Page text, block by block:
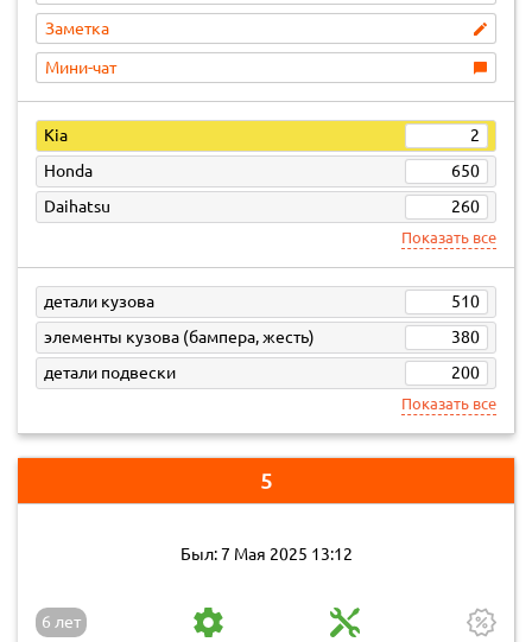
Заметка
Мини-чат
Kia
2
Honda
650
Daihatsu
260
Показать все
детали кузова
510
элементы кузова (бампера, жесть)
380
детали подвески
200
Показать все
5
Был: 7 Мая 2025 13:12
6 лет